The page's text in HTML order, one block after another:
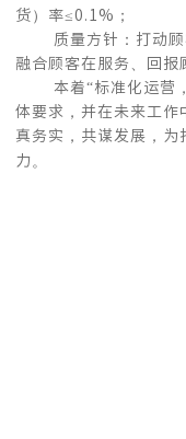
货）率≤0.1%；
质量方针：打动顾
融合顾客在服务、回报
本着“标准化运营，
体要求，并在未来工作
真务实，共谋发展，为
力。